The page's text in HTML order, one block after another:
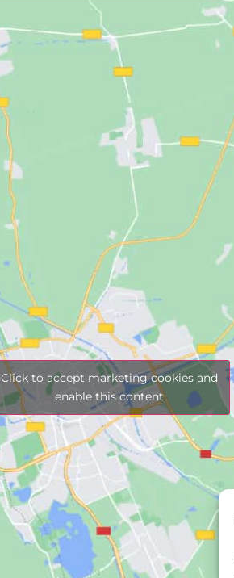
Click to accept marketing cookies and
enable this content